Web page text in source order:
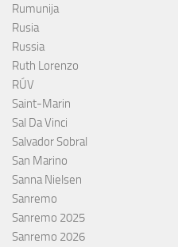
Rumunija
Rusia
Russia
Ruth Lorenzo
RÚV
Saint-Marin
Sal Da Vinci
Salvador Sobral
San Marino
Sanna Nielsen
Sanremo
Sanremo 2025
Sanremo 2026